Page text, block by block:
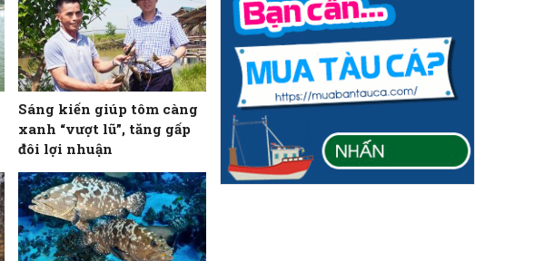
Sáng kiến giúp tôm càng
xanh “vượt lũ”, tăng gấp
đôi lợi nhuận